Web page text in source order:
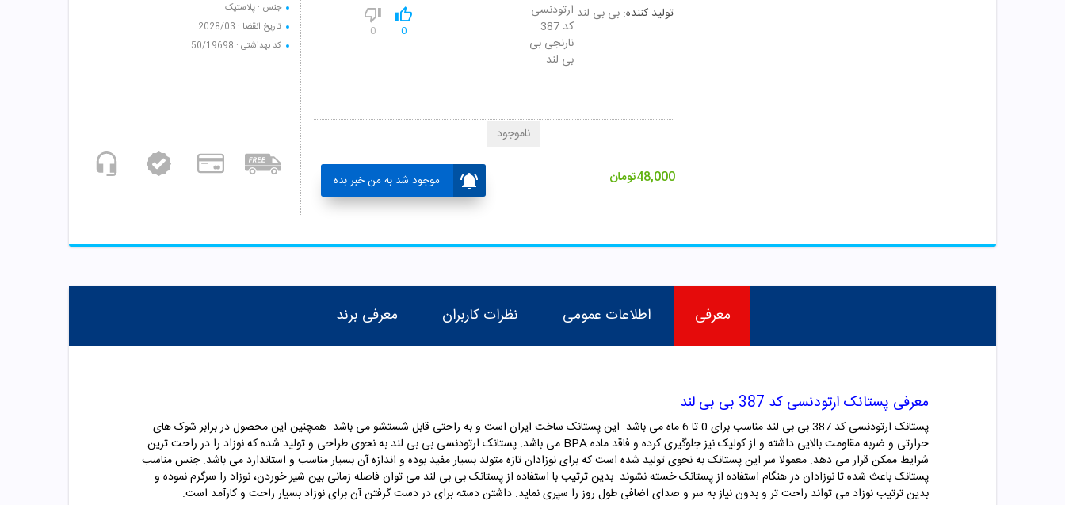
جنس : پلاستیک
تاریخ انقضا : 2028/03
کد بهداشتی : 50/19698
تولید کننده: بی بی لند
0
0
48,000تومان موجود شد به من خبر بده
ناموجود
معرفی اطلاعات عمومی نظرات کاربران معرفی برند
معرفی پستانک ارتودنسی کد 387 بی بی لند
پستانک ارتودنسی کد 387 بی بی لند مناسب برای 0 تا 6 ماه می باشد. این پستانک ساخت ایران است و به راحتی قابل شستشو می باشد. همچنین این محصول در برابر شوک های
حرارتی و ضربه مقاومت بالایی داشته و از کولیک نیز جلوگیری کرده و فاقد ماده BPA می باشد. پستانک ارتودنسی بی بی لند به نحوی طراحی و تولید شده که نوزاد را در راحت ترین
شرایط ممکن قرار می دهد. معمولا سر این پستانک به نحوی تولید شده است که برای نوزادان تازه متولد بسیار مفید بوده و اندازه آن بسیار مناسب و استاندارد می باشد. جنس مناسب
پستانک باعث شده تا نوزادان در هنگام استفاده از پستانک خسته نشوند. بدین ترتیب با استفاده از پستانک بی بی لند می توان فاصله زمانی بین شیر خوردن، نوزاد را سرگرم نموده و
بدین ترتیب نوزاد می تواند راحت تر و بدون نیاز به سر و صدای اضافی طول روز را سپری نماید. داشتن دسته برای در دست گرفتن آن برای نوزاد بسیار راحت و کارآمد است.